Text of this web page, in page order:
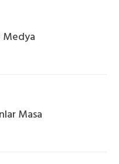
Medya
Masa